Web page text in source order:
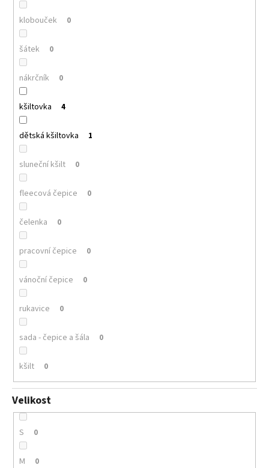
klobouček 0
šátek 0
nákrčník 0
kšiltovka 4
dětská kšiltovka 1
sluneční kšilt 0
fleecová čepice 0
čelenka 0
pracovní čepice 0
vánoční čepice 0
rukavice 0
sada - čepice a šála 0
kšilt 0
Velikost
S 0
M 0